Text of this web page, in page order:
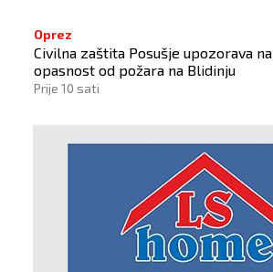
Oprez
Civilna zaštita Posušje upozorava na
opasnost od požara na Blidinju
Prije 10 sati